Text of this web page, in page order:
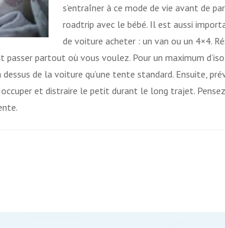
s’entraîner à ce mode de vie avant de
roadtrip avec le bébé. Il est aussi
de voiture acheter : un van ou un 4×4.
partout où vous voulez. Pour un maximum
de la voiture qu’une tente standard. Ensuite,
et distraire le petit durant le long trajet.